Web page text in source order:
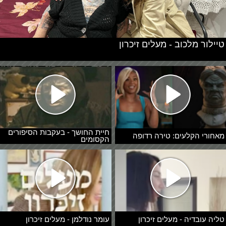
מאחורי הקלעים: טירה רדופה
חיית החושך - בעקבות הסיפורים
הקסומים
טליה עובדיה - מעלים זיכרון עומר נודלמן - מעלים זיכרון
טיילור מלכוב - מעלים זיכרון